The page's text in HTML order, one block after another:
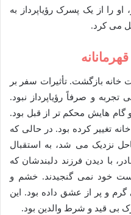
را از یک پسرک رؤیاپرداز به
می کرد.
بازگشت. تأثیرات سفر بر
و صرفاً رؤیاپرداز نبود.
هایش محکم تر از قبل بود.
تغییر کرده بود. در حالی که
نزدیک می شد، به استقبال
با دیدن فرزند دلبندشان که
خود نمی گنجیدند. خشم و
گرم و پر از عشق داده بود. این
بی قید و شرط والدین بود.